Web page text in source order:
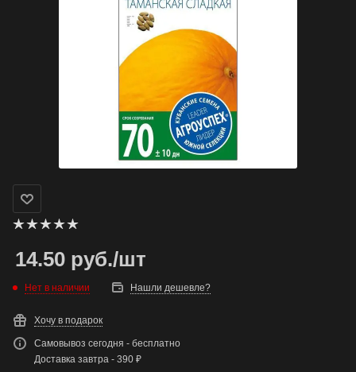
14.50 руб./шт
Нет в наличии Нашли дешевле?
Хочу в подарок
Самовывоз сегодня - бесплатно
Доставка завтра - 390 ₽